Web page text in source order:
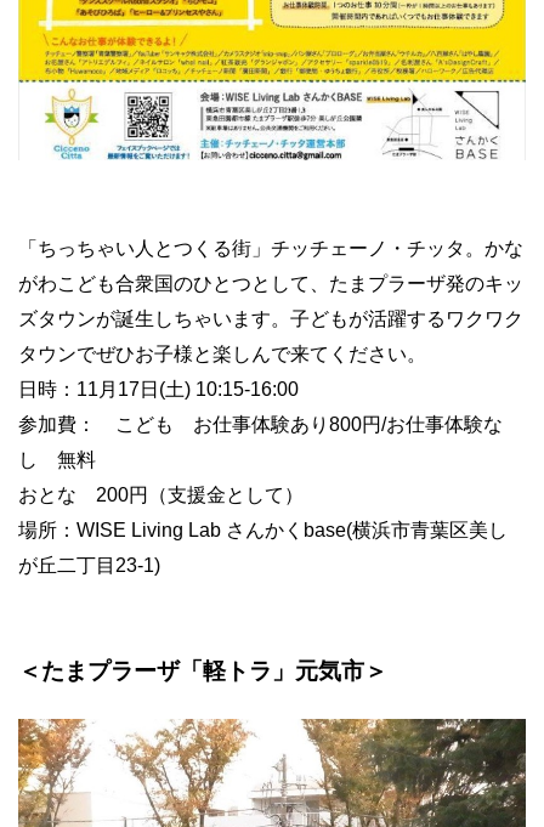
「ちっちゃい人とつくる街」チッチェーノ・チッタ。かな
がわこども合衆国のひとつとして、たまプラーザ発のキッ
ズタウンが誕生しちゃいます。子どもが活躍するワクワク
タウンでぜひお子様と楽しんで来てください。
日時：11月17日(土) 10:15-16:00
参加費： こども お仕事体験あり800円/お仕事体験な
し 無料
おとな 200円（支援金として）
場所：WISE Living Lab さんかくbase(横浜市青葉区美し
が丘二丁目23-1)
＜たまプラーザ「軽トラ」元気市＞